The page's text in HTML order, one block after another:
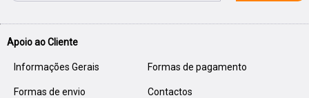
Apoio ao Cliente
Informações Gerais Formas de pagamento
Formas de envio Contactos